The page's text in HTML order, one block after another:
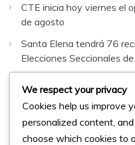
CTE inicia hoy viernes el
de agosto
Santa Elena tendrá 76
Elecciones Seccionales
bilateral entre Ecuador y
Facebook
Instagram
Twitter
We respect your privacy
Cookies help us improve
personalized content,
choose which cookies to